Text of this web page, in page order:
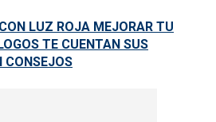
LUZ ROJA MEJORAR TU
TE CUENTAN SUS
CONSEJOS